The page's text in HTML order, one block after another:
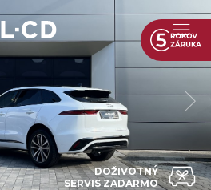
DOŽIVOTNÝ
SERVIS ZADARMO